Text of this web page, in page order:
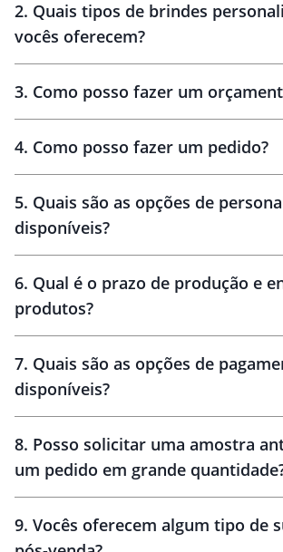
Brindes personalizados
2. Quais tipos de brindes
vocês oferecem?
3. Como posso fazer um
personalização
4. Como posso fazer um pedido?
amostra virtual
5. Quais são as opções de
disponíveis?
6. Qual é o prazo de produção e
produtos?
10 dias
brinde
7. Quais são as opções de
disponíveis?
8. Posso solicitar uma amostra
um pedido em grande
9. Vocês oferecem algum tipo de